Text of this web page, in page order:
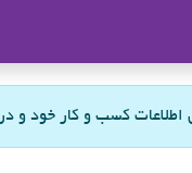
اطلاعات کسب و کار خود و